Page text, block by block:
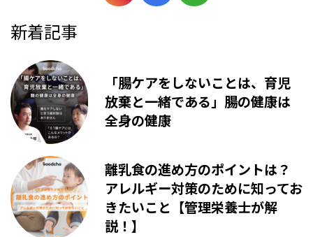
新着記事
「腸ケアをしないことは、育児
放棄と一緒である」腸の健康は
全身の健康
離乳食の進め方のポイントは？
アレルギー対策のために知ってお
きたいこと【管理栄養士が解
説！】